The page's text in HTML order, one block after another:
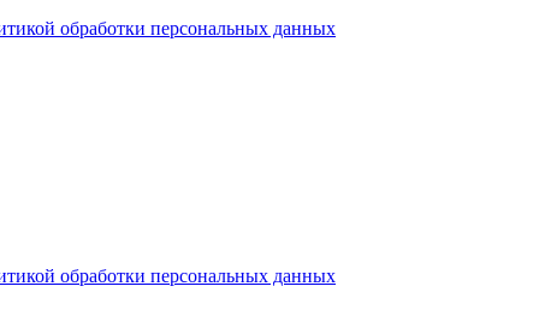
обработки персональных данных
обработки персональных данных